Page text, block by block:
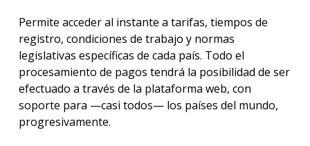
Permite acceder al instante a tarifas, tiempos de
registro, condiciones de trabajo y normas
legislativas específicas de cada país. Todo el
procesamiento de pagos tendrá la posibilidad de ser
efectuado a través de la plataforma web, con
soporte para —casi todos— los países del mundo,
progresivamente.